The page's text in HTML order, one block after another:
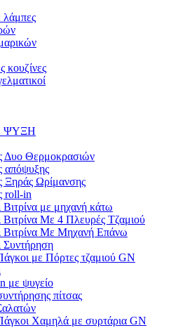
λάμπες
κουζίνες
ΨΥΞΗ
Δυο Θερμοκρασιών
απόψυξης
Ξηράς Ωρίμανσης
roll-in
με μηχανή κάτω
Με 4 Πλευρές Τζαμιού
Βιτρίνα Με Μηχανή Επάνω
Συντήρηση
με Πόρτες τζαμιού GN
με ψυγείο
πίτσας
Χαμηλά με συρτάρια GN